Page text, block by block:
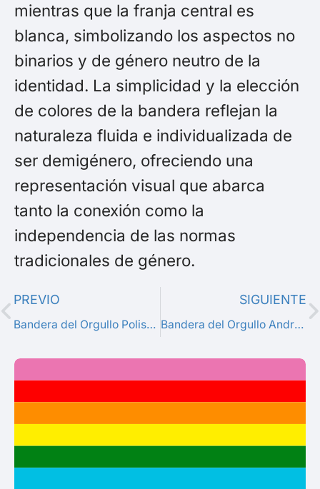
mientras que la franja central es
blanca, simbolizando los aspectos no
binarios y de género neutro de la
identidad. La simplicidad y la elección
de colores de la bandera reflejan la
naturaleza fluida e individualizada de
ser demigénero, ofreciendo una
representación visual que abarca
tanto la conexión como la
independencia de las normas
tradicionales de género.
PREVIO
Bandera del Orgullo Polisexual
SIGUIENTE
Bandera del Orgullo Androsexual